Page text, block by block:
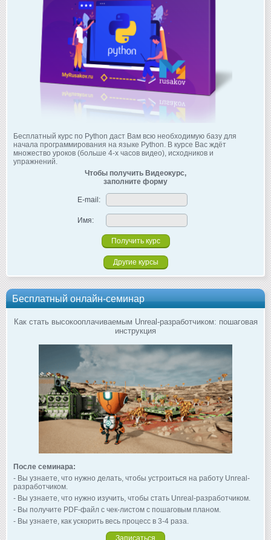
Бесплатный курс по Python даст Вам всю необходимую базу для
начала программирования на языке Python. В курсе Вас ждёт
множество уроков (больше 4-х часов видео), исходников и
упражнений.
Чтобы получить Видеокурс,
заполните форму
E-mail:
Имя:
Другие курсы
Бесплатный онлайн-семинар
Как стать высокооплачиваемым Unreal-разработчиком: пошаговая
инструкция
После семинара:
- Вы узнаете, что нужно делать, чтобы устроиться на работу Unreal-
разработчиком.
- Вы узнаете, что нужно изучить, чтобы стать Unreal-разработчиком.
- Вы получите PDF-файл с чек-листом с пошаговым планом.
- Вы узнаете, как ускорить весь процесс в 3-4 раза.